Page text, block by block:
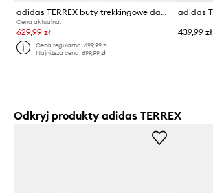
adidas TERREX buty trekkingowe damskie Skychaser
Cena aktualna:
629,99 zł
Cena regularna:699,99 zł
Najniższa cena:699,99 zł
439,99 zł
Odkryj produkty adidas TERREX